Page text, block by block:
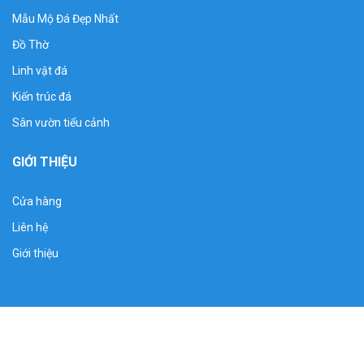
Mẫu Mộ Đá Đẹp Nhất
Đồ Thờ
Linh vật đá
Kiến trúc đá
Sân vườn tiểu cảnh
GIỚI THIỆU
Cửa hàng
Liên hệ
Giới thiệu